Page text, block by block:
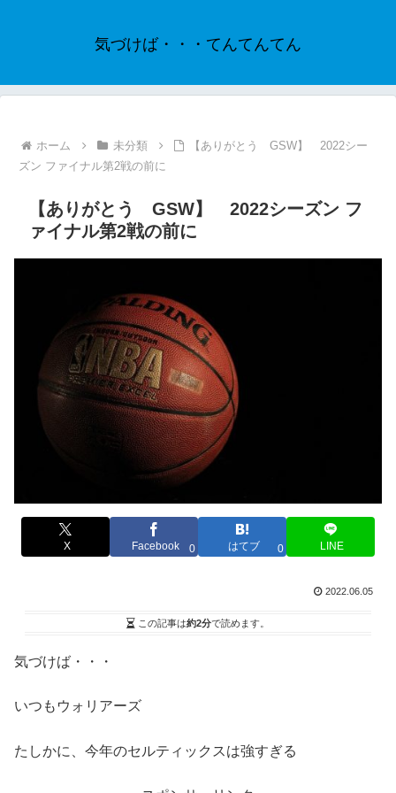
気づけば・・・てんてんてん
ホーム 未分類
【ありがとう GSW】 2022シー
ズン ファイナル第2戦の前に
【ありがとう GSW】 2022シーズン フ
ァイナル第2戦の前に
X Facebook 0 はてブ 0 LINE
2022.06.05
この記事は約2分で読めます。
気づけば・・・
いつもウォリアーズ
たしかに、今年のセルティックスは強すぎる